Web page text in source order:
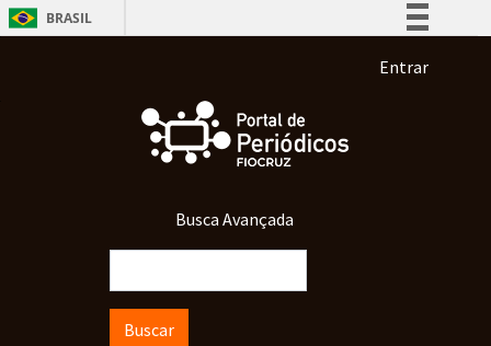
Pular para o conteúdo principal
BRASIL
Participe
Acesso à informação
Menu de
Entrar
Busca Avançada